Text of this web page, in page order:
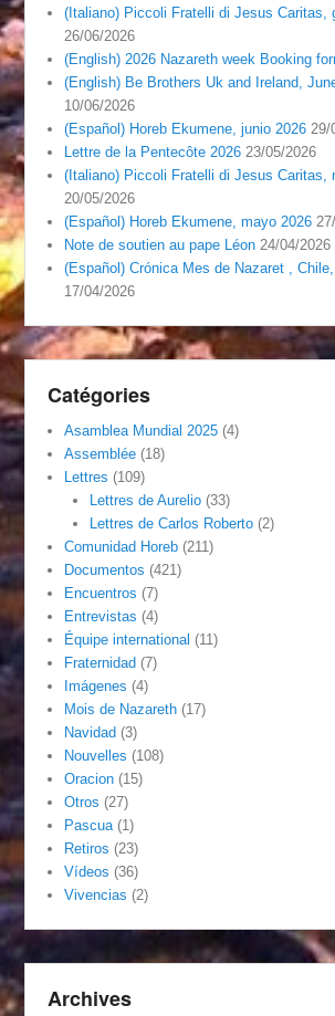
(Italiano) Piccoli Fratelli di Jesus Caritas,
26/06/2026
(English) 2026 Nazareth week Booking
(English) Be Brothers Uk and Ireland,
10/06/2026
(Español) Horeb Ekumene, junio 2026 29/
Lettre de la Pentecôte 2026 23/05/2026
(Italiano) Piccoli Fratelli di Jesus Caritas,
20/05/2026
(Español) Horeb Ekumene, mayo 2026
Note de soutien au pape Léon 24/04/2026
(Español) Crónica Mes de Nazaret ,
17/04/2026
Catégories
Asamblea Mundial 2025 (4)
Assemblée (18)
Lettres (109)
Lettres de Aurelio(33)
Lettres de Carlos Roberto(2)
Comunidad Horeb (211)
Documentos (421)
Encuentros (7)
Entrevistas (4)
Équipe international (11)
Fraternidad (7)
Imágenes (4)
Mois de Nazareth (17)
Navidad (3)
Nouvelles (108)
Oracion (15)
Otros (27)
Pascua (1)
Retiros (23)
Vídeos (36)
Vivencias (2)
Archives